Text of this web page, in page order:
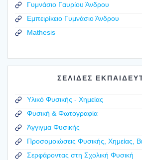
Γυμνάσιο Γαυρίου Άνδρου
Εμπειρίκειο Γυμνάσιο Άνδρου
Mathesis
ΣΕΛΙΔΕΣ
Υλικό Φυσικής - Χημείας
Φυσική & Φωτογραφία
Άγγιγμα Φυσικής
Προσομοιώσεις Φυσικής, Χημείας,
Σερφάροντας στη Σχολική Φυσική